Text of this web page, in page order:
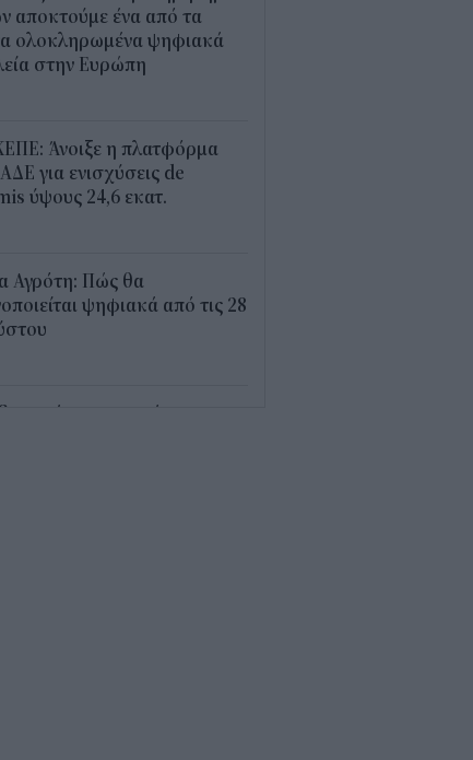
αποκτούμε ένα από τα
ολοκληρωμένα ψηφιακά
στην Ευρώπη
Άνοιξε η πλατφόρμα
για ενισχύσεις de
ύψους 24,6 εκατ.
Αγρότη: Πώς θα
ψηφιακά από τις 28